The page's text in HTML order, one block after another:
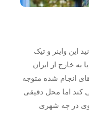
این واینر و تیک
خارج از ایران
انجام شده متوجه
کند اما محل دقیقی
در چه شهری